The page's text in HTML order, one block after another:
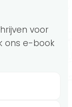
voor
ons e-book